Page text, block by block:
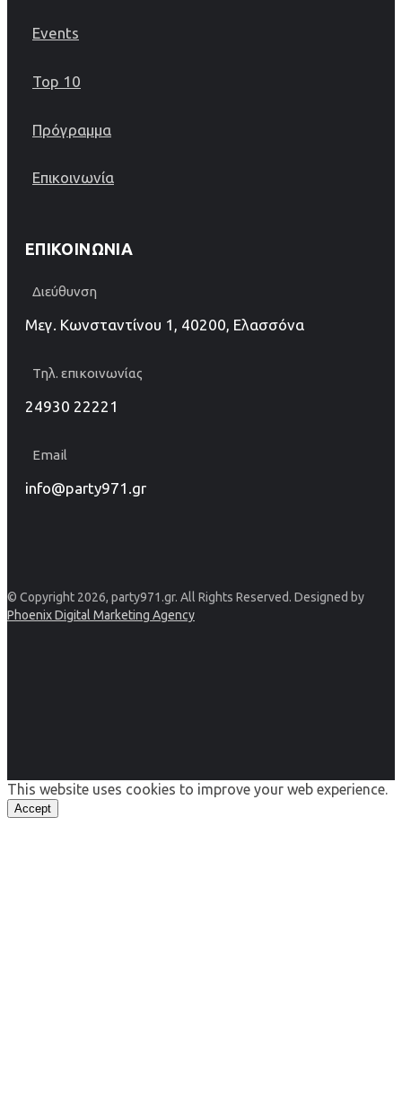
Events
Top 10
Πρόγραμμα
Επικοινωνία
ΕΠΙΚΟΙΝΩΝΊΑ
Διεύθυνση
Μεγ. Κωνσταντίνου 1, 40200, Ελασσόνα
Τηλ. επικοινωνίας
24930 22221
Email
info@party971.gr
© Copyright 2026, party971.gr. All Rights Reserved. Designed by
Phoenix Digital Marketing Agency
This website uses cookies to improve your web experience.
Accept